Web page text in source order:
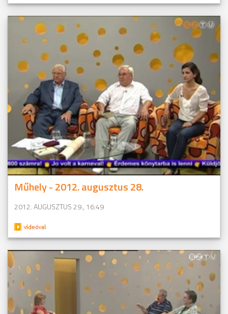
Műhely - 2012. augusztus 28.
2012. AUGUSZTUS 29., 16:49